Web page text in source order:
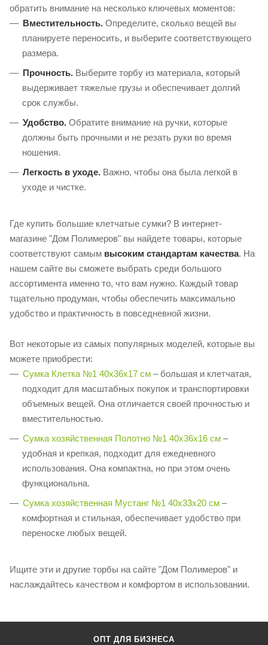
обратить внимание на несколько ключевых моментов:
Вместительность. Определите, сколько вещей вы
планируете переносить, и выберите соответствующего
размера.
Прочность. Выберите торбу из материала, который
выдерживает тяжелые грузы и обеспечивает долгий
срок службы.
Удобство. Обратите внимание на ручки, которые
должны быть прочными и не резать руки во время
ношения.
Легкость в уходе. Важно, чтобы она была легкой в
уходе и чистке.
Где купить большие клетчатые сумки? В интернет-
магазине "Дом Полимеров" вы найдете товары, которые
соответствуют самым высоким стандартам качества. На
нашем сайте вы сможете выбрать среди большого
ассортимента именно то, что вам нужно. Каждый товар
тщательно продуман, чтобы обеспечить максимально
удобство и практичность в повседневной жизни.
Вот некоторые из самых популярных моделей, которые вы
можете приобрести:
Сумка Клетка №1 40х36х17 см – большая и клетчатая,
подходит для масштабных покупок и транспортировки
объемных вещей. Она отличается своей прочностью и
вместительностью.
Сумка хозяйственная Полотно №1 40x36х16 см –
удобная и крепкая, подходит для ежедневного
использования. Она компактна, но при этом очень
функциональна.
Сумка хозяйственная Мустанг №1 40х33х20 см –
комфортная и стильная, обеспечивает удобство при
переноске любых вещей.
Ищите эти и другие торбы на сайте "Дом Полимеров" и
наслаждайтесь качеством и комфортом в использовании.
ОПТ ДЛЯ БИЗНЕСА